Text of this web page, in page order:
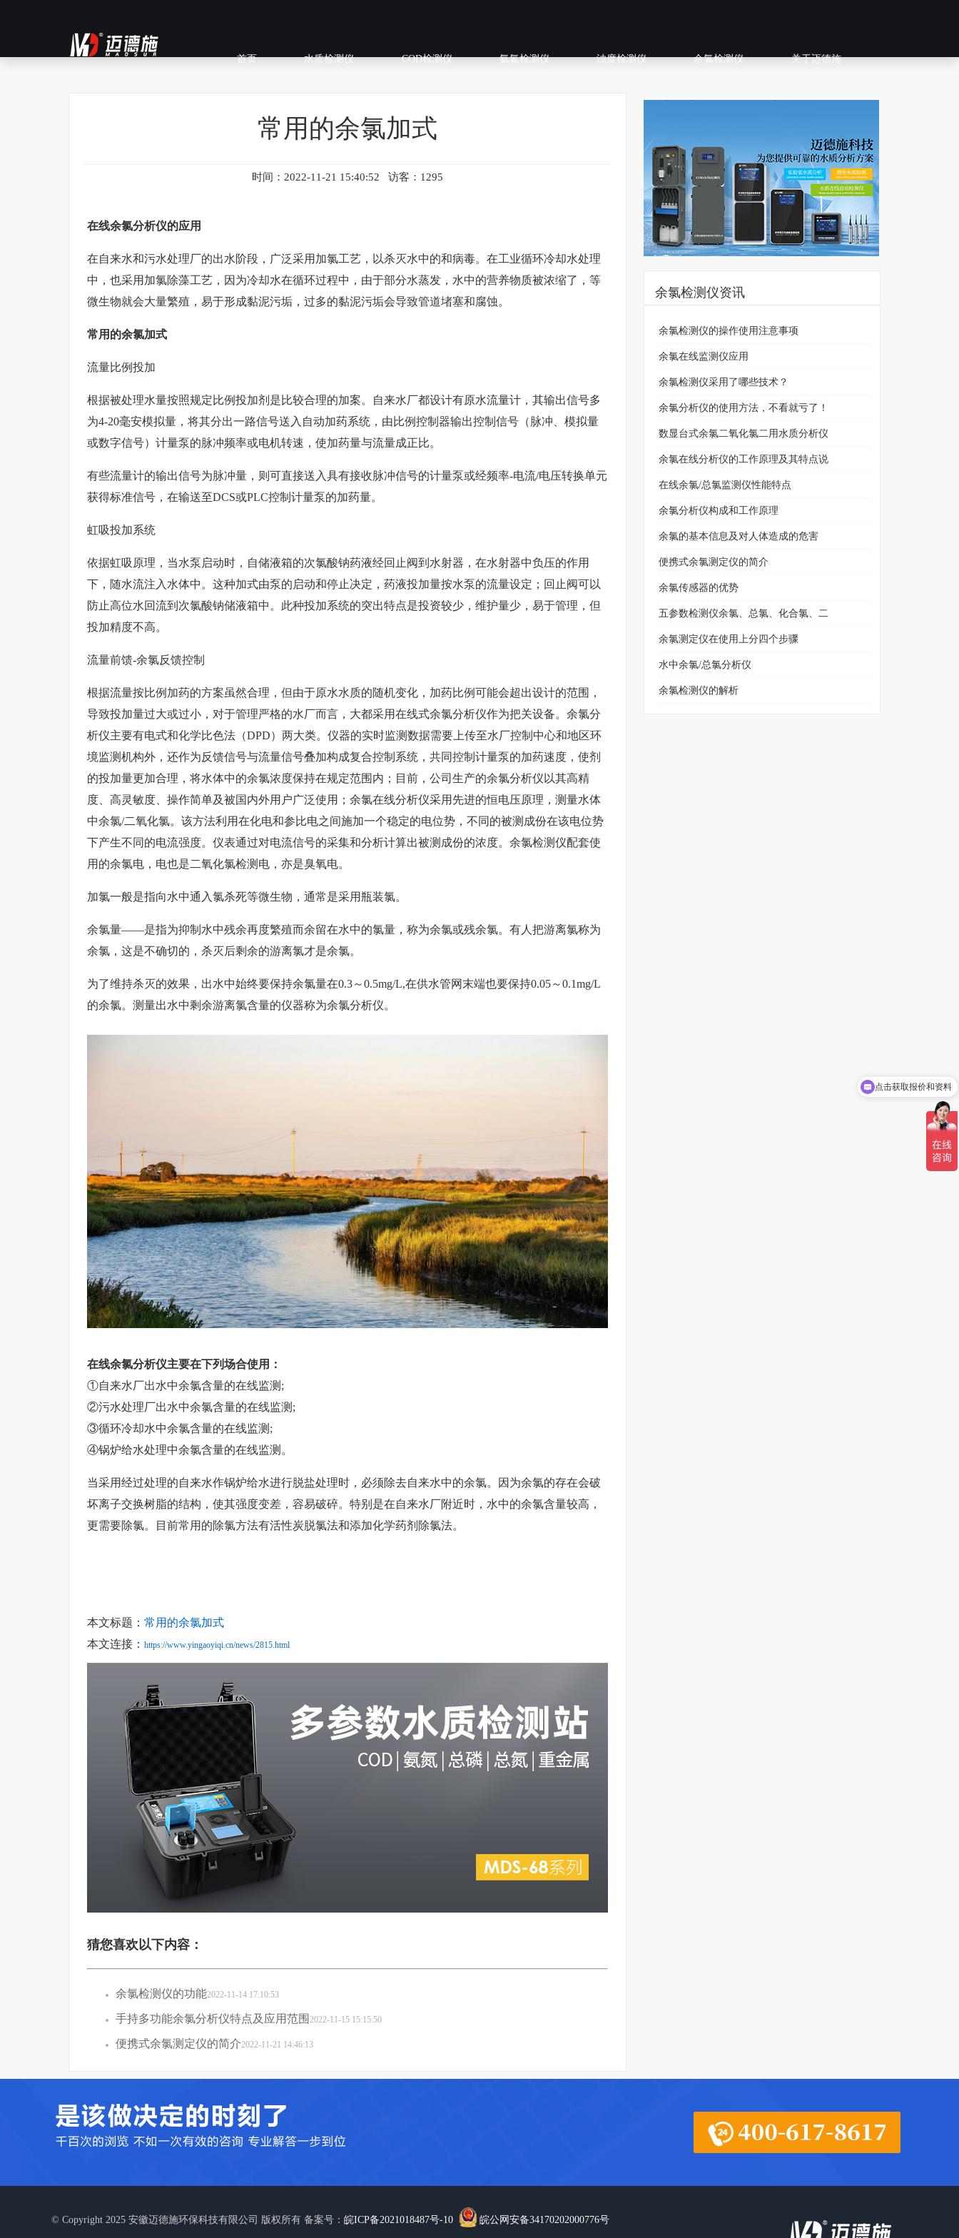
首页 水质检测仪 COD检测仪 氨氮检测仪 浊度检测仪 余氯检测仪 关于迈德施
常用的余氯加式
时间：2022-11-21 15:40:52 访客：1295
在线余氯分析仪的应用
在自来水和污水处理厂的出水阶段，广泛采用加氯工艺，以杀灭水中的和病毒。在工业循环冷却水处理
中，也采用加氯除藻工艺，因为冷却水在循环过程中，由于部分水蒸发，水中的营养物质被浓缩了，等
微生物就会大量繁殖，易于形成黏泥污垢，过多的黏泥污垢会导致管道堵塞和腐蚀。
常用的余氯加式
流量比例投加
根据被处理水量按照规定比例投加剂是比较合理的加案。自来水厂都设计有原水流量计，其输出信号多
为4-20毫安模拟量，将其分出一路信号送入自动加药系统，由比例控制器输出控制信号（脉冲、模拟量
或数字信号）计量泵的脉冲频率或电机转速，使加药量与流量成正比。
有些流量计的输出信号为脉冲量，则可直接送入具有接收脉冲信号的计量泵或经频率-电流/电压转换单元
获得标准信号，在输送至DCS或PLC控制计量泵的加药量。
虹吸投加系统
依据虹吸原理，当水泵启动时，自储液箱的次氯酸钠药液经回止阀到水射器，在水射器中负压的作用
下，随水流注入水体中。这种加式由泵的启动和停止决定，药液投加量按水泵的流量设定；回止阀可以
防止高位水回流到次氯酸钠储液箱中。此种投加系统的突出特点是投资较少，维护量少，易于管理，但
投加精度不高。
流量前馈-余氯反馈控制
根据流量按比例加药的方案虽然合理，但由于原水水质的随机变化，加药比例可能会超出设计的范围，
导致投加量过大或过小，对于管理严格的水厂而言，大都采用在线式余氯分析仪作为把关设备。余氯分
析仪主要有电式和化学比色法（DPD）两大类。仪器的实时监测数据需要上传至水厂控制中心和地区环
境监测机构外，还作为反馈信号与流量信号叠加构成复合控制系统，共同控制计量泵的加药速度，使剂
的投加量更加合理，将水体中的余氯浓度保持在规定范围内；目前，公司生产的余氯分析仪以其高精
度、高灵敏度、操作简单及被国内外用户广泛使用；余氯在线分析仪采用先进的恒电压原理，测量水体
中余氯/二氧化氯。该方法利用在化电和参比电之间施加一个稳定的电位势，不同的被测成份在该电位势
下产生不同的电流强度。仪表通过对电流信号的采集和分析计算出被测成份的浓度。 余氯检测仪配套使
用的余氯电，电也是二氧化氯检测电，亦是臭氧电。
加氯一般是指向水中通入氯杀死等微生物，通常是采用瓶装氯。
余氯量——是指为抑制水中残余再度繁殖而余留在水中的氯量，称为余氯或残余氯。有人把游离氯称为
余氯，这是不确切的，杀灭后剩余的游离氯才是余氯。
为了维持杀灭的效果，出水中始终要保持余氯量在0.3～0.5mg/L,在供水管网末端也要保持0.05～0.1mg/L
的余氯。测量出水中剩余游离氯含量的仪器称为余氯分析仪。
在线余氯分析仪主要在下列场合使用：
①自来水厂出水中余氯含量的在线监测;
②污水处理厂出水中余氯含量的在线监测;
③循环冷却水中余氯含量的在线监测;
④锅炉给水处理中余氯含量的在线监测。
当采用经过处理的自来水作锅炉给水进行脱盐处理时，必须除去自来水中的余氯。因为余氯的存在会破
坏离子交换树脂的结构，使其强度变差，容易破碎。特别是在自来水厂附近时，水中的余氯含量较高，
更需要除氯。目前常用的除氯方法有活性炭脱氯法和添加化学药剂除氯法。
本文标题： 常用的余氯加式
本文连接： https://www.yingaoyiqi.cn/news/2815.html
猜您喜欢以下内容：
余氯检测仪的功能2022-11-14 17:10:53
手持多功能余氯分析仪特点及应用范围 2022-11-15 15:15:50
便携式余氯测定仪的简介2022-11-21 14:46:13
余氯检测仪资讯
余氯检测仪的操作使用注意事项
余氯在线监测仪应用
余氯检测仪采用了哪些技术？
余氯分析仪的使用方法，不看就亏了！
数显台式余氯二氧化氯二用水质分析仪
余氯在线分析仪的工作原理及其特点说
在线余氯/总氯监测仪性能特点
余氯分析仪构成和工作原理
余氯的基本信息及对人体造成的危害
便携式余氯测定仪的简介
余氯传感器的优势
五参数检测仪余氯、总氯、化合氯、二
余氯测定仪在使用上分四个步骤
水中余氯/总氯分析仪
余氯检测仪的解析
© Copyright 2025 安徽迈德施环保科技有限公司 版权所有 备案号： 皖ICP备2021018487号-10 皖公网安备34170202000776号
您好，我是人工客服